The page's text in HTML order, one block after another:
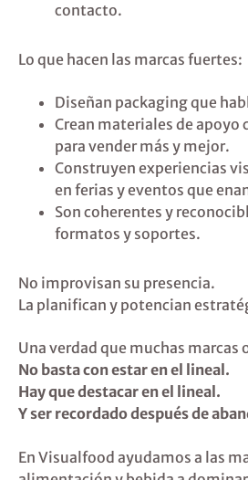
contacto.
Lo que hacen las marcas fuertes:
Diseñan packaging que
Crean materiales de apoyo
para vender más y mejor.
Construyen experiencias
en ferias y eventos que
Son coherentes y
formatos y soportes.
No improvisan su presencia.
La planifican y potencian
Una verdad que muchas marcas
No basta con estar en el lineal.
Hay que destacar en el lineal.
Y ser recordado después de
En Visualfood ayudamos a las